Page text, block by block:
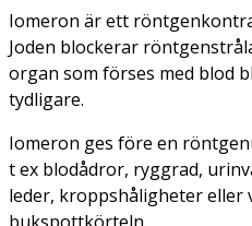
Iomeron är ett
Joden blockerar
organ som förses med blod
tydligare.
Iomeron ges före en
t ex blodådror, ryggrad,
leder, kroppshåligheter eller